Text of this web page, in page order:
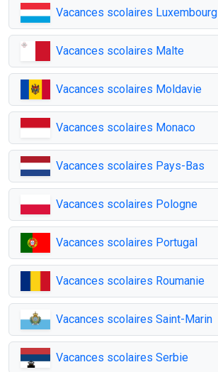
Vacances scolaires Luxembourg
Vacances scolaires Malte
Vacances scolaires Moldavie
Vacances scolaires Monaco
Vacances scolaires Pays-Bas
Vacances scolaires Pologne
Vacances scolaires Portugal
Vacances scolaires Roumanie
Vacances scolaires Saint-Marin
Vacances scolaires Serbie